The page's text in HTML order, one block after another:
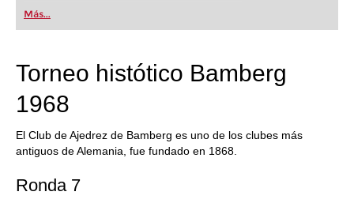
Más...
Torneo histótico Bamberg
1968
El Club de Ajedrez de Bamberg es uno de los clubes más
antiguos de Alemania, fue fundado en 1868.
Ronda 7